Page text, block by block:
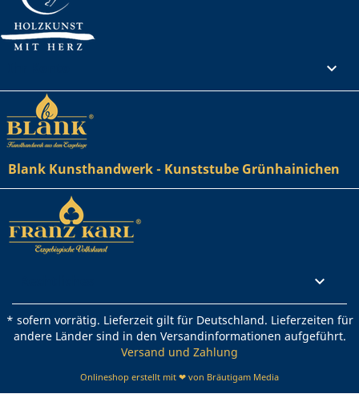

Blank Kunsthandwerk - Kunststube Grünhainichen

* sofern vorrätig. Lieferzeit gilt für Deutschland. Lieferzeiten für
andere Länder sind in den Versandinformationen aufgeführt.
Versand und Zahlung
Onlineshop erstellt mit ❤ von Bräutigam Media